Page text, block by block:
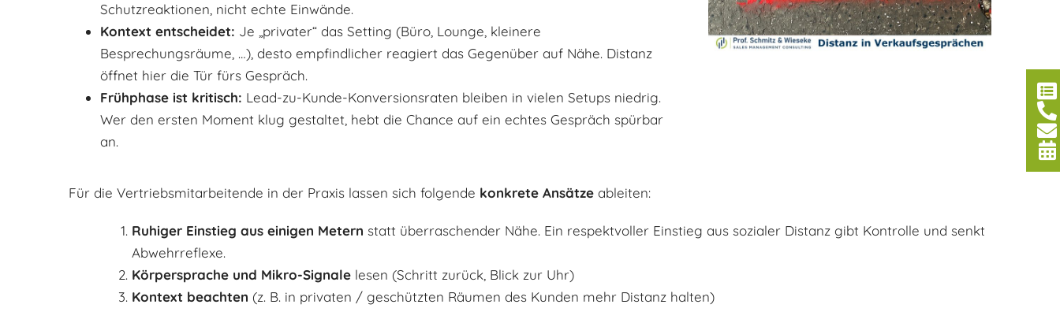
Schutzreaktionen, nicht echte Einwände.
Kontext entscheidet: Je „privater“ das Setting (Büro, Lounge, kleinere
Besprechungsräume, …), desto empfindlicher reagiert das Gegenüber auf Nähe. Distanz
öffnet hier die Tür fürs Gespräch.
Frühphase ist kritisch: Lead-zu-Kunde-Konversionsraten bleiben in vielen Setups niedrig.
Wer den ersten Moment klug gestaltet, hebt die Chance auf ein echtes Gespräch spürbar
an.
Für die Vertriebsmitarbeitende in der Praxis lassen sich folgende konkrete Ansätzeableiten:
Ruhiger Einstieg aus einigen Metern statt überraschender Nähe. Ein respektvoller Einstieg aus sozialer Distanz gibt Kontrolle und senkt
Abwehrreflexe.
Körpersprache und Mikro-Signalelesen (Schritt zurück, Blick zur Uhr)
Kontext beachten (z. B. in privaten / geschützten Räumen des Kunden mehr Distanz halten)